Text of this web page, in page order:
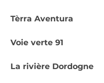
Tèrra Aventura
Voie verte 91
La rivière Dordogne
actuellement
déclaration
à l’issue de cette